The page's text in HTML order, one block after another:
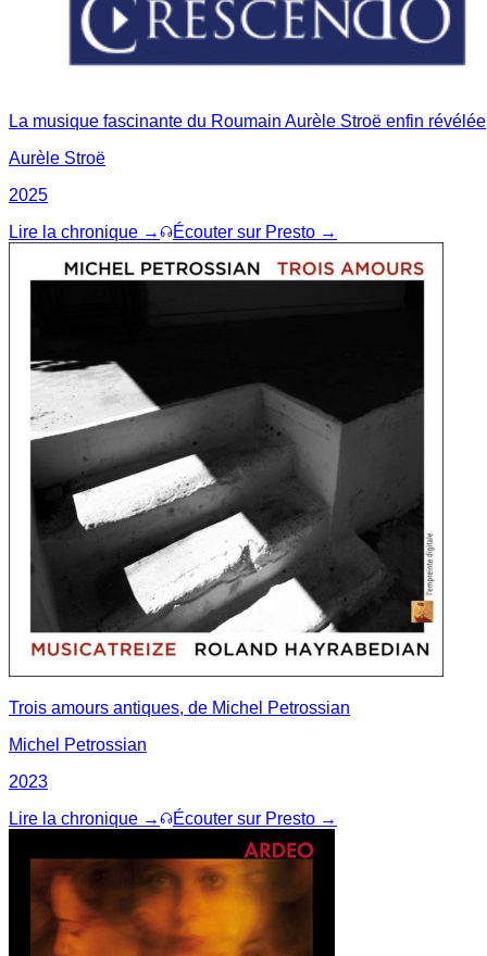
La musique fascinante du Roumain Aurèle Stroë enfin révélée
Aurèle Stroë
2025
Lire la chronique →
Écouter sur Presto →
Trois amours antiques, de Michel Petrossian
Michel Petrossian
2023
Lire la chronique →
Écouter sur Presto →